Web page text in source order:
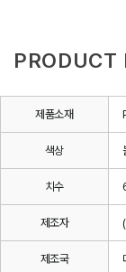
PRODUCT
제품소재
색상
치수
제조자
제조국